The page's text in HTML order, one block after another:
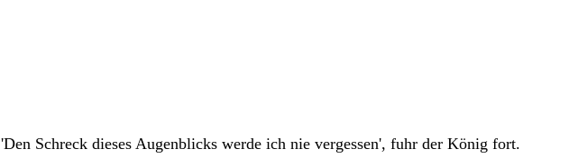
'Den Schreck dieses Augenblicks werde ich nie vergessen', fuhr der König fort.